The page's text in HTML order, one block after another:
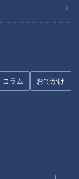
コラム おでかけ
今だから明かす